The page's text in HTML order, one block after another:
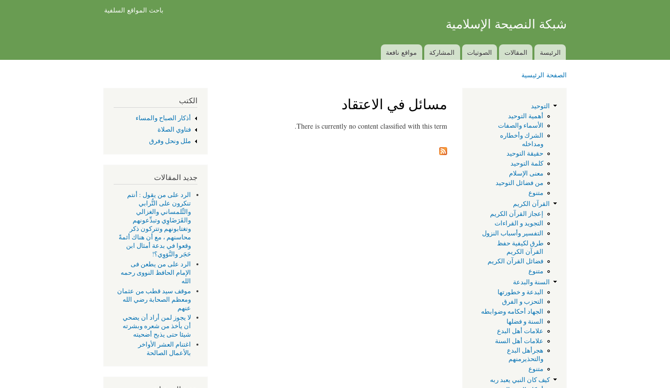
شبكة النصيحة الإسلامية
Main menu
الرئيسة المقالات الصوتيات المشاركة مواقع نافعة
باحث المواقع السلفية
الصفحة الرئيسية
التوحيد
أهمية التوحيد
الأسماء والصفات
الشرك وأخطاره
ومداخله
حقيقة التوحيد
كلمة التوحيد
معنى الإسلام
من فضائل التوحيد
متنوع
القرآن الكريم
إعجاز القرآن الكريم
التجويد و القراءات
التفسير وأسباب النزول
طرق لكيفية حفظ
القرآن الكريم
فضائل القرآن الكريم
متنوع
السنة والبدعة
البدعة و خطورتها
التحزب و الفرق
الجهاد أحكامه وضوابطه
السنة و فضلها
علامات أهل البدع
علامات أهل السنة
هجرأهل البدع
والتحذيرمنهم
متنوع
كيف كان النبي يعبد ربه
مسائل في الاعتقاد
There is currently no content classified with this term.
الكتب
أذكار الصباح والمساء
فتاوي الصلاة
ملل ونحل وفرق
جديد المقالات
الرد على من يقول : أنتم
تنكرون على التُّرابي
والتِّلمساني والغزالي
والقَرَضَاوِي وتبدِّعونهم
وتغتابونهم وتتركون ذكر
محاسنهم ، مع أن هناك أئمةً
وقعوا في بدعة أمثال ابن
حَجَر والنَّوَوِي؟!
الرد على من يطعن فى
الإمام الحافظ النووى رحمه
الله
موقف سيد قطب من عثمان
ومعظم الصحابة رضي الله
عنهم
لا يجوز لمن أراد أن يضحي
أن يأخذ من شعره وبشرته
شيئا حتى يذبح أضحيته
اغتنام العشر الأواخر
بالأعمال الصالحة